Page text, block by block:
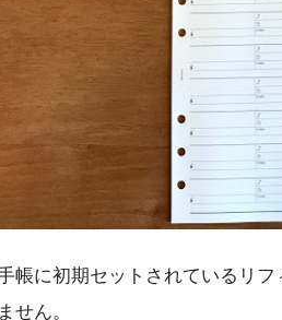
帳に初期セットされているリ
せん。